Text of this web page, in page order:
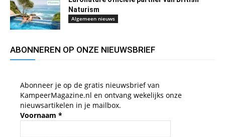
Naturism
Algemeen nieuws
ABONNEREN OP ONZE NIEUWSBRIEF
Abonneer je op de gratis nieuwsbrief van
KampeerMagazine.nl en ontvang wekelijks onze
nieuwsartikelen in je mailbox.
Voornaam *